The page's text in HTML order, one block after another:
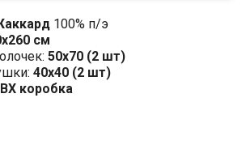
100% п/э
см
50х70 (2 шт)
40х40 (2 шт)
коробка